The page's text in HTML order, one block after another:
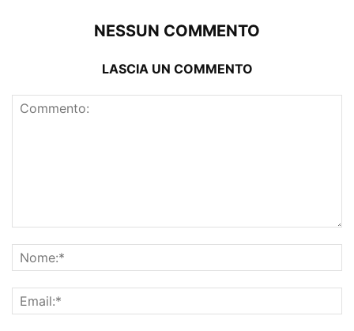
NESSUN COMMENTO
LASCIA UN COMMENTO